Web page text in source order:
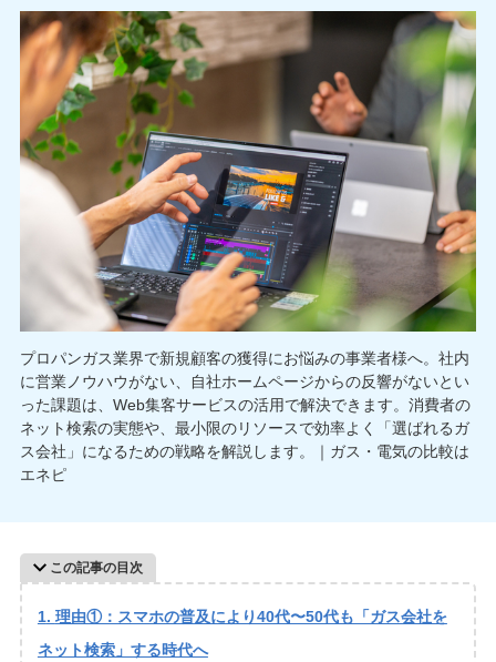
プロパンガス業界で新規顧客の獲得にお悩みの事業者様へ。社内
に営業ノウハウがない、自社ホームページからの反響がないとい
った課題は、Web集客サービスの活用で解決できます。消費者の
ネット検索の実態や、最小限のリソースで効率よく「選ばれるガ
ス会社」になるための戦略を解説します。｜ガス・電気の比較は
エネピ
この記事の目次
理由①：スマホの普及により40代〜50代も「ガス会社を
ネット検索」する時代へ